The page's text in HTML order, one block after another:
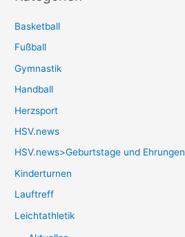
Basketball
Fußball
Gymnastik
Handball
Herzsport
HSV.news
HSV.news>Geburtstage und Ehrungen
Kinderturnen
Lauftreff
Leichtathletik